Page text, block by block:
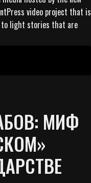
video project that is
to light stories that are
МИФ